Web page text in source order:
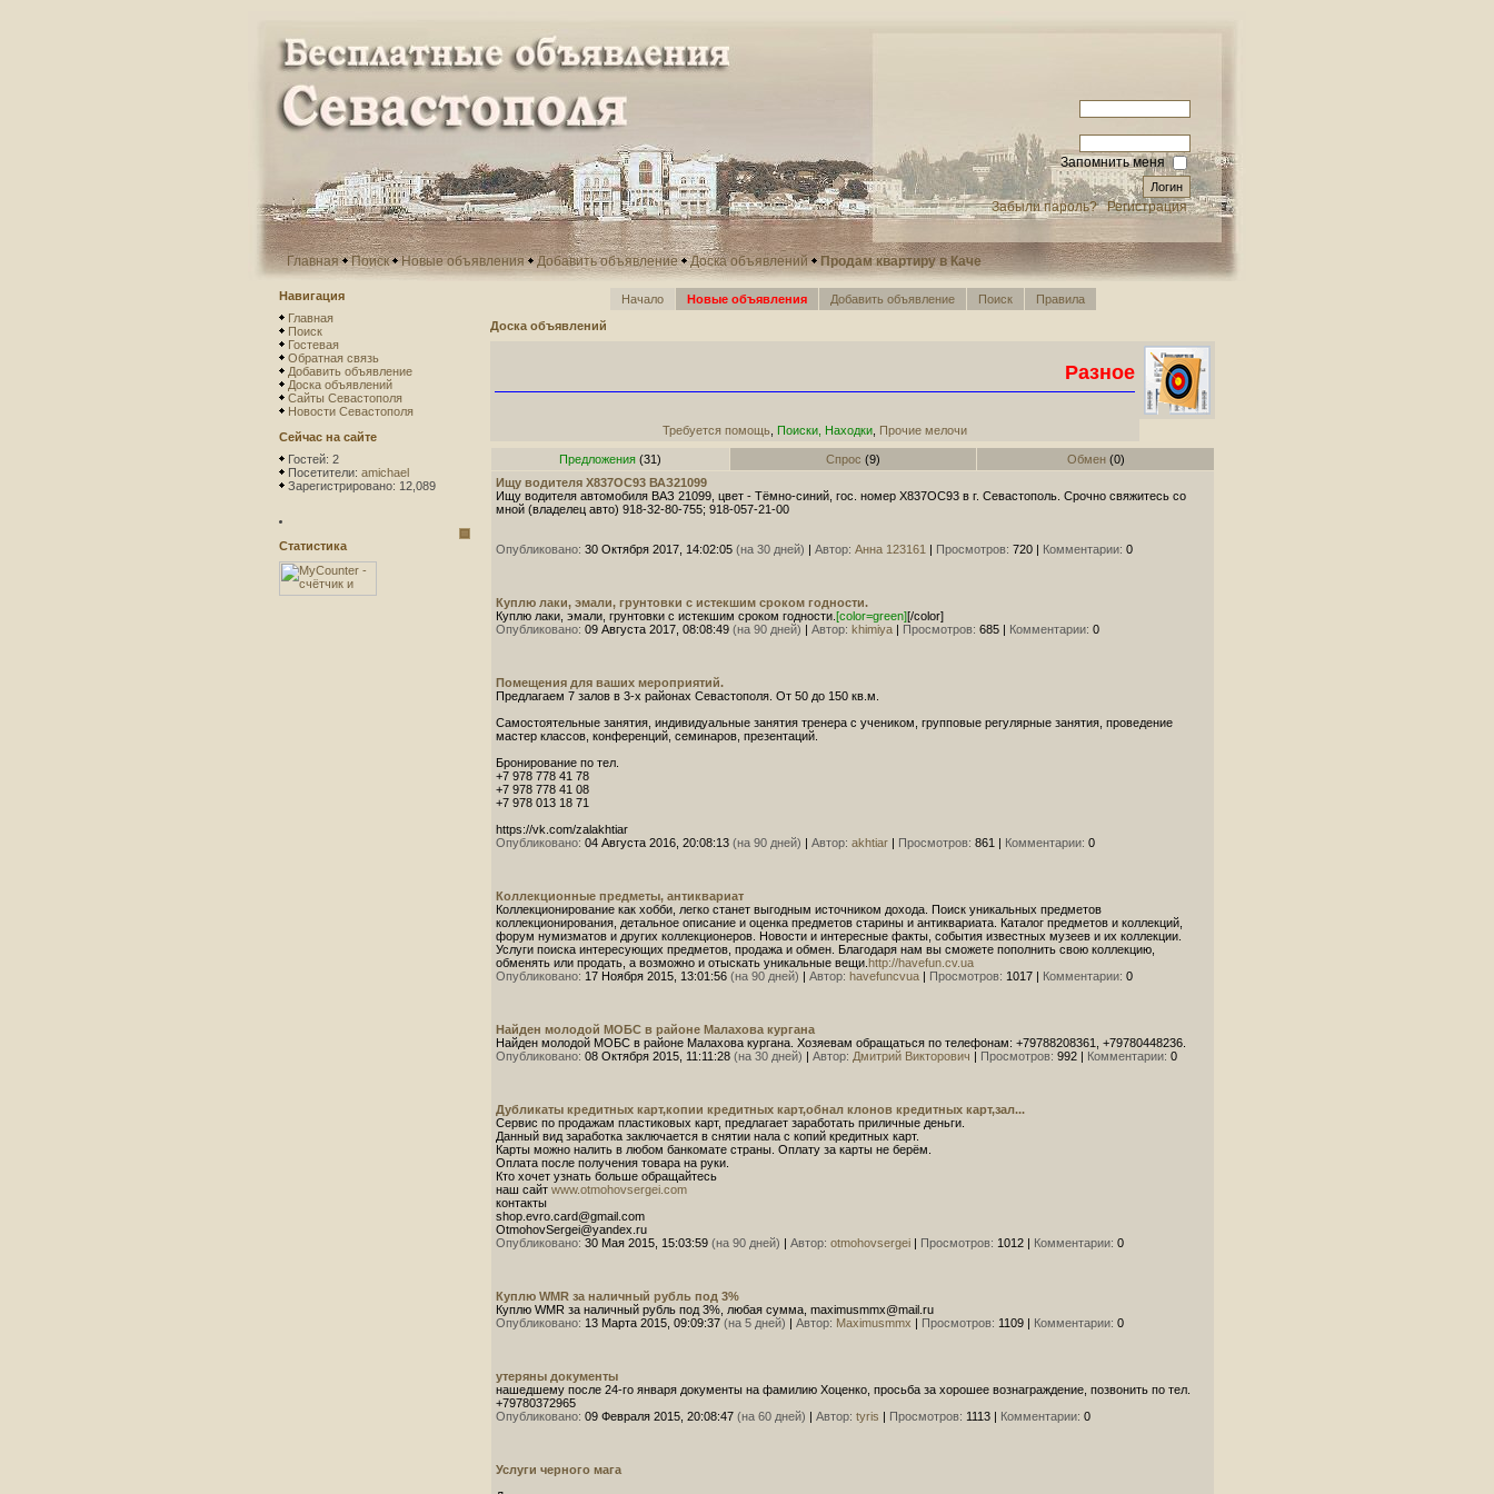
Запомнить меня
Забыли пароль? Регистрация
Главная Поиск Новые объявления Добавить объявление Доска объявлений Продам квартиру в Каче
Навигация
Главная
Поиск
Гостевая
Обратная связь
Добавить объявление
Доска объявлений
Сайты Севастополя
Новости Севастополя
Сейчас на сайте
Гостей: 2
Посетители: amichael
Зарегистрировано: 12,089
Статистика
Начало Новые объявления Добавить объявление Поиск
Правила
Доска объявлений
Разное
Требуется помощь Поиски, Находки Прочие мелочи
Предложения (31) Спрос (9) Обмен(0)
Ищу водителя Х837ОС93 ВАЗ21099
Ищу водителя автомобиля ВАЗ 21099, цвет - Тёмно-синий, гос. номер Х837ОС93 в г. Севастополь. Срочно свяжитесь со
мной (владелец авто) 918-32-80-755; 918-057-21-00
Опубликовано: 30 Октября 2017, 14:02:05 (на 30 дней) | Автор: Анна 123161 | Просмотров: 720 | Комментарии: 0
Куплю лаки, эмали, грунтовки с истекшим сроком годности.
Куплю лаки, эмали, грунтовки с истекшим сроком годности. [color=green][/color]
Опубликовано: 09 Августа 2017, 08:08:49 (на 90 дней) | Автор: khimiya | Просмотров: 685 | Комментарии: 0
Помещения для ваших мероприятий.
Предлагаем 7 залов в 3-х районах Севастополя. От 50 до 150 кв.м.
Самостоятельные занятия, индивидуальные занятия тренера с учеником, групповые регулярные занятия, проведение
мастер классов, конференций, семинаров, презентаций.
Бронирование по тел.
+7 978 778 41 78
+7 978 778 41 08
+7 978 013 18 71
https://vk.com/zalakhtiar
Опубликовано: 04 Августа 2016, 20:08:13 (на 90 дней) | Автор: akhtiar | Просмотров: 861 | Комментарии: 0
Коллекционные предметы, антиквариат
Коллекционирование как хобби, легко станет выгодным источником дохода. Поиск уникальных предметов
коллекционирования, детальное описание и оценка предметов старины и антиквариата. Каталог предметов и коллекций,
форум нумизматов и других коллекционеров. Новости и интересные факты, события известных музеев и их коллекции.
Услуги поиска интересующих предметов, продажа и обмен. Благодаря нам вы сможете пополнить свою коллекцию,
обменять или продать, а возможно и отыскать уникальные вещи. http://havefun.cv.ua
Опубликовано: 17 Ноября 2015, 13:01:56 (на 90 дней) | Автор: havefuncvua | Просмотров: 1017 | Комментарии: 0
Найден молодой МОБС в районе Малахова кургана
Найден молодой МОБС в районе Малахова кургана. Хозяевам обращаться по телефонам: +79788208361, +79780448236.
Опубликовано: 08 Октября 2015, 11:11:28 (на 30 дней) | Автор: Дмитрий Викторович | Просмотров: 992 | Комментарии: 0
Дубликаты кредитных карт,копии кредитных карт,обнал клонов кредитных карт,зал...
Сервис по продажам пластиковых карт, предлагает заработать приличные деньги.
Данный вид заработка заключается в снятии нала с копий кредитных карт.
Карты можно налить в любом банкомате страны. Оплату за карты не берём.
Оплата после получения товара на руки.
Кто хочет узнать больше обращайтесь
наш сайт www.otmohovsergei.com
контакты
shop.evro.card@gmail.com
OtmohovSergei@yandex.ru
Опубликовано: 30 Мая 2015, 15:03:59 (на 90 дней) | Автор: otmohovsergei | Просмотров: 1012 | Комментарии: 0
Куплю WMR за наличный рубль под 3%
Куплю WMR за наличный рубль под 3%, любая сумма, maximusmmx@mail.ru
Опубликовано: 13 Марта 2015, 09:09:37 (на 5 дней) | Автор: Maximusmmx | Просмотров: 1109 | Комментарии: 0
утеряны документы
нашедшему после 24-го января документы на фамилию Хоценко, просьба за хорошее вознаграждение, позвонить по тел.
+79780372965
Опубликовано: 09 Февраля 2015, 20:08:47 (на 60 дней) | Автор: tyris | Просмотров: 1113 | Комментарии: 0
Услуги черного мага